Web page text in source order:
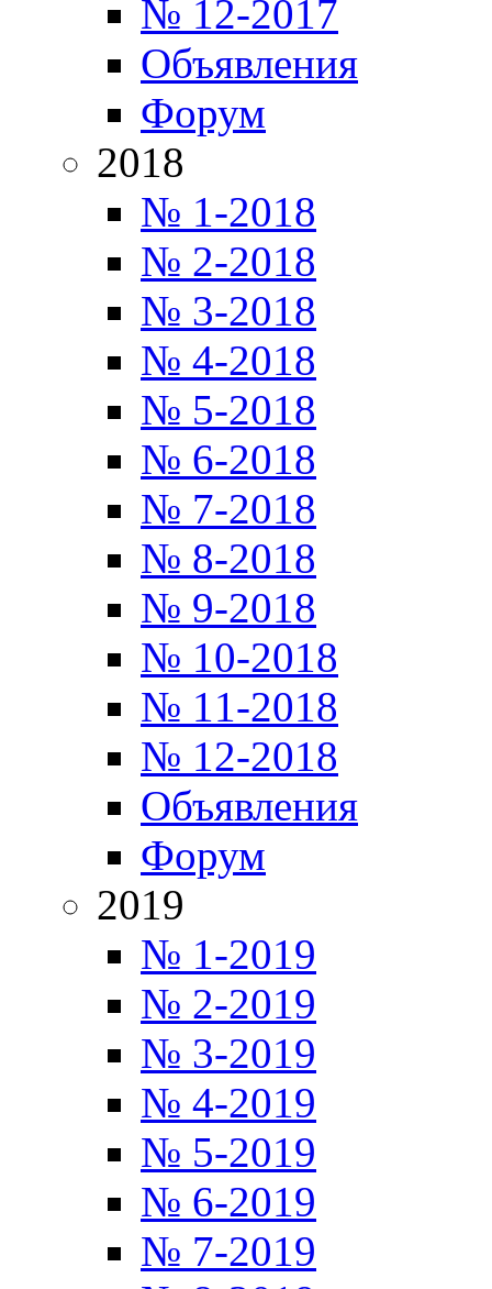
№ 12-2017
Объявления
Форум
2018
№ 1-2018
№ 2-2018
№ 3-2018
№ 4-2018
№ 5-2018
№ 6-2018
№ 7-2018
№ 8-2018
№ 9-2018
№ 10-2018
№ 11-2018
№ 12-2018
Объявления
Форум
2019
№ 1-2019
№ 2-2019
№ 3-2019
№ 4-2019
№ 5-2019
№ 6-2019
№ 7-2019